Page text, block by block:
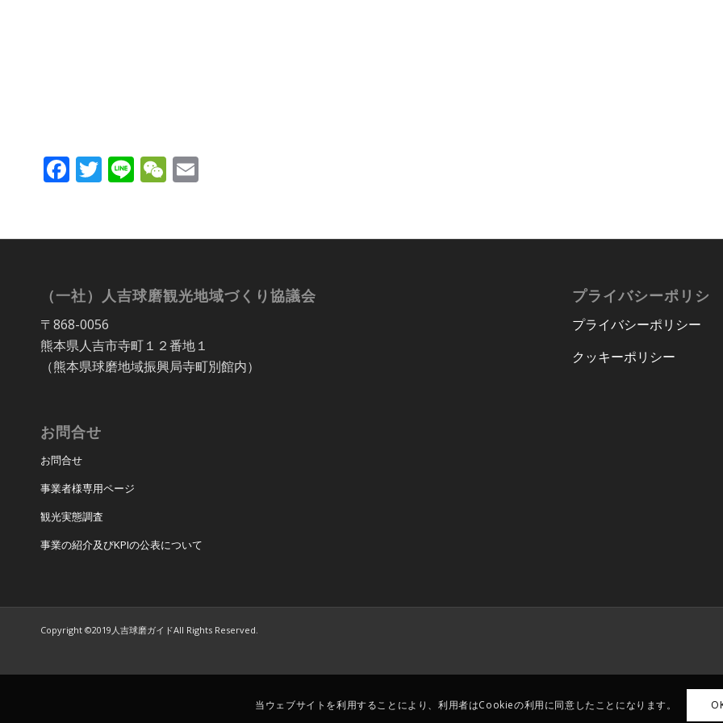
Facebook
Twitter
LineWeChat
（一社）人吉球磨観光地域づくり協議会
〒868-0056
熊本県人吉市寺町１２番地１
（熊本県球磨地域振興局寺町別館内）
お問合せ
お問合せ
事業者様専用ページ
観光実態調査
事業の紹介及びKPIの公表について
プライバシーポリシ
プライバシーポリシー
クッキーポリシー
Copyright ©2019人吉球磨ガイドAll Rights Reserved.
当ウェブサイトを利用することにより、利用者はCookieの利用に同意したことになります。